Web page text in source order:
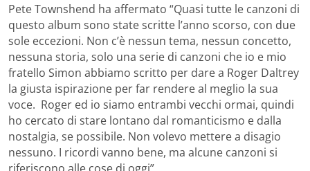
Pete Townshend ha affermato “Quasi tutte le canzoni di
questo album sono state scritte l’anno scorso, con due
sole eccezioni. Non c’è nessun tema, nessun concetto,
nessuna storia, solo una serie di canzoni che io e mio
fratello Simon abbiamo scritto per dare a Roger Daltrey
la giusta ispirazione per far rendere al meglio la sua
voce. Roger ed io siamo entrambi vecchi ormai, quindi
ho cercato di stare lontano dal romanticismo e dalla
nostalgia, se possibile. Non volevo mettere a disagio
nessuno. I ricordi vanno bene, ma alcune canzoni si